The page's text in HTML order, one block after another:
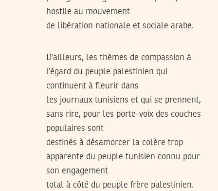
hostile au mouvement
de libération nationale et sociale arabe.
D’ailleurs, les thèmes de compassion à
l’égard du peuple palestinien qui
continuent à fleurir dans
les journaux tunisiens et qui se prennent,
sans rire, pour les porte-voix des couches
populaires sont
destinés à désamorcer la colère trop
apparente du peuple tunisien connu pour
son engagement
total à côté du peuple frère palestinien.